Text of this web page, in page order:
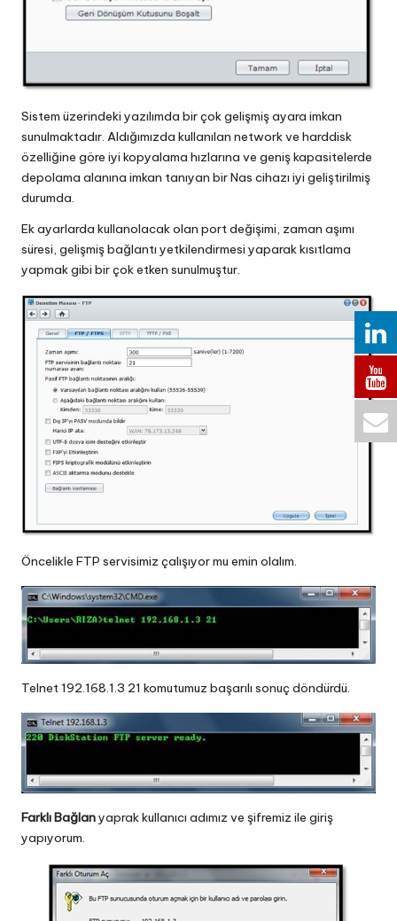
Sistem üzerindeki yazılımda bir çok gelişmiş ayara imkan
sunulmaktadır. Aldığımızda kullanılan network ve harddisk
özelliğine göre iyi kopyalama hızlarına ve geniş kapasitelerde
depolama alanına imkan tanıyan bir Nas cihazı iyi geliştirilmiş
durumda.
Ek ayarlarda kullanolacak olan port değişimi, zaman aşımı
süresi, gelişmiş bağlantı yetkilendirmesi yaparak kısıtlama
yapmak gibi bir çok etken sunulmuştur.
Öncelikle FTP servisimiz çalışıyor mu emin olalım.
Telnet 192.168.1.3 21 komutumuz başarılı sonuç döndürdü.
Farklı Bağlanyaprak kullanıcı adımız ve şifremiz ile giriş
yapıyorum.